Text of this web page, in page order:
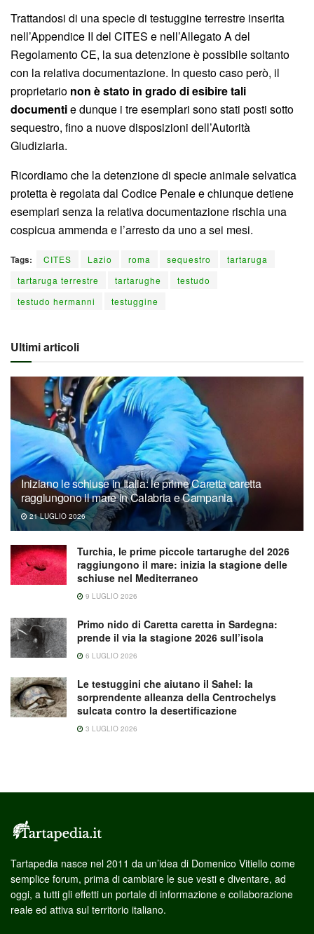
Trattandosi di una specie di testuggine terrestre inserita
nell’Appendice II del CITES e nell’Allegato A del
Regolamento CE, la sua detenzione è possibile soltanto
con la relativa documentazione. In questo caso però, il
proprietario non è stato in grado di esibire tali
documentie dunque i tre esemplari sono stati posti sotto
sequestro, fino a nuove disposizioni dell’Autorità
Giudiziaria.
Ricordiamo che la detenzione di specie animale selvatica
protetta è regolata dal Codice Penale e chiunque detiene
esemplari senza la relativa documentazione rischia una
cospicua ammenda e l’arresto da uno a sei mesi.
Tags: CITES Lazio roma sequestro
tartaruga
tartaruga terrestre
tartarughe
testudo
testudo hermanni
testuggine
Ultimi articoli
Iniziano le schiuse in Italia: le prime Caretta caretta
raggiungono il mare in Calabria e Campania
21 LUGLIO 2026
Turchia, le prime piccole tartarughe del 2026
raggiungono il mare: inizia la stagione delle
schiuse nel Mediterraneo
9 LUGLIO 2026
Primo nido di Caretta caretta in Sardegna:
prende il via la stagione 2026 sull’isola
6 LUGLIO 2026
Le testuggini che aiutano il Sahel: la
sorprendente alleanza della Centrochelys
sulcata contro la desertificazione
3 LUGLIO 2026
Tartapedia nasce nel 2011 da un’idea di Domenico Vitiello come
semplice forum, prima di cambiare le sue vesti e diventare, ad
oggi, a tutti gli effetti un portale di informazione e collaborazione
reale ed attiva sul territorio italiano.